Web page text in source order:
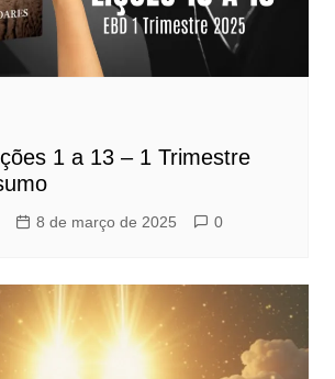
1 a 13 – 1 Trimestre
8 de março de 2025 0